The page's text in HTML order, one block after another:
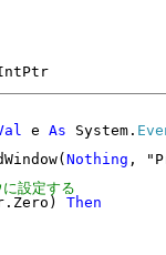
e As System.
Nothing ,
設定する
Then